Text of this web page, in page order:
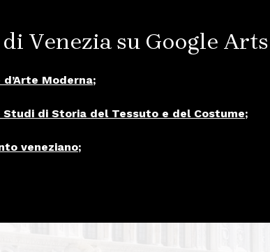
Venezia su Google
Moderna;
Studi di Storia del Tessuto e del Costume;
veneziano;